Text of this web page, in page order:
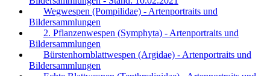
Wegwespen (Pompilidae) - Artenportraits und
Bildersammlungen
2. Pflanzenwespen (Symphyta) - Artenportraits und
Bildersammlungen
Bürstenhornblattwespen (Argidae) - Artenportraits und
Bildersammlungen